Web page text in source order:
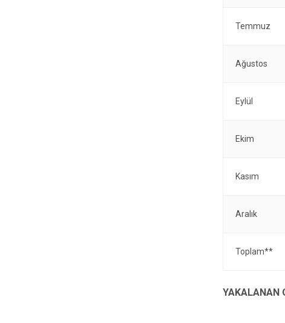
Temmuz
Ağustos
Eylül
Ekim
Kasım
Aralık
Toplam**
YAKALANAN